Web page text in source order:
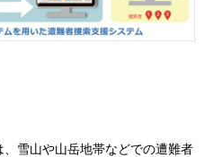
雪山や山岳地帯などでの遭難者